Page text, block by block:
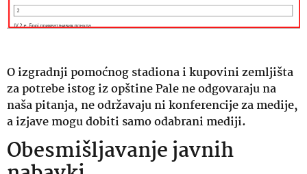
O izgradnji pomoćnog stadiona i kupovini zemljišta
za potrebe istog iz opštine Pale ne odgovaraju na
naša pitanja, ne održavaju ni konferencije za medije,
a izjave mogu dobiti samo odabrani mediji.
Obesmišljavanje javnih